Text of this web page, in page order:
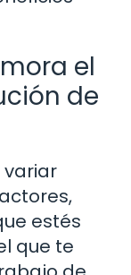
el
de
variar
estés
que te